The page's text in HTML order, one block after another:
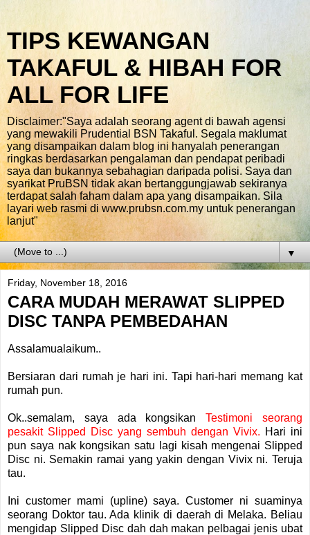
TIPS KEWANGAN
TAKAFUL & HIBAH FOR
ALL FOR LIFE
Disclaimer:"Saya adalah seorang agent di bawah agensi
yang mewakili Prudential BSN Takaful. Segala maklumat
yang disampaikan dalam blog ini hanyalah penerangan
ringkas berdasarkan pengalaman dan pendapat peribadi
saya dan bukannya sebahagian daripada polisi. Saya dan
syarikat PruBSN tidak akan bertanggungjawab sekiranya
terdapat salah faham dalam apa yang disampaikan. Sila
layari web rasmi di www.prubsn.com.my untuk penerangan
lanjut"
▼
Friday, November 18, 2016
CARA MUDAH MERAWAT SLIPPED
DISC TANPA PEMBEDAHAN
Assalamualaikum..
Bersiaran dari rumah je hari ini. Tapi hari-hari memang kat
rumah pun.
Ok..semalam, saya ada kongsikanTestimoni seorang
pesakit Slipped Disc yang sembuh dengan Vivix. Hari ini
pun saya nak kongsikan satu lagi kisah mengenai Slipped
Disc ni. Semakin ramai yang yakin dengan Vivix ni. Teruja
tau.
Ini customer mami (upline) saya. Customer ni suaminya
seorang Doktor tau. Ada klinik di daerah di Melaka. Beliau
mengidap Slipped Disc dah dah makan pelbagai jenis ubat